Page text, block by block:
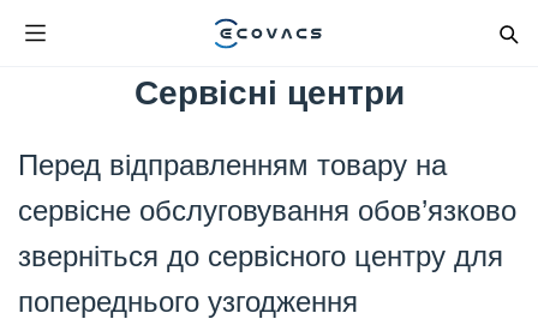
Сервісні центри
Перед відправленням товару на
сервісне обслуговування обов’язково
зверніться до сервісного центру для
попереднього узгодження